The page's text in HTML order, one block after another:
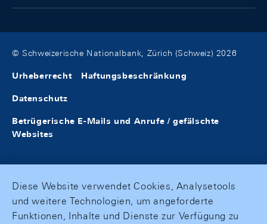
© Schweizerische Nationalbank, Zürich (Schweiz) 2026
Urheberrecht Haftungsbeschränkung
Datenschutz
Betrügerische E-Mails und Anrufe / gefälschte
Websites
Diese Website verwendet Cookies, Analysetools
und weitere Technologien, um angeforderte
Funktionen, Inhalte und Dienste zur Verfügung zu